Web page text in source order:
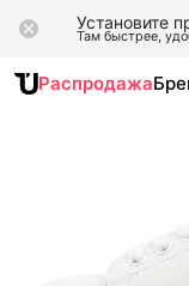
Установите
Там быстрее,
Распродажа